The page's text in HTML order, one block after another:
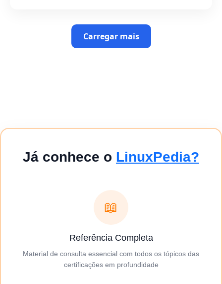
Carregar mais
Já conhece o LinuxPedia?
📖
Referência Completa
Material de consulta essencial com todos os tópicos das
certificações em profundidade